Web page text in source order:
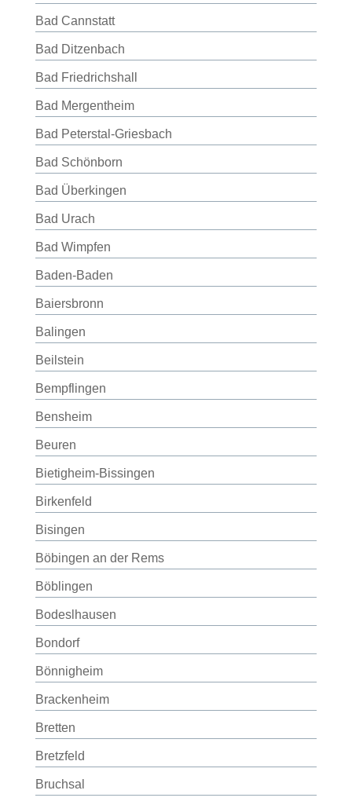
Bad Cannstatt
Bad Ditzenbach
Bad Friedrichshall
Bad Mergentheim
Bad Peterstal-Griesbach
Bad Schönborn
Bad Überkingen
Bad Urach
Bad Wimpfen
Baden-Baden
Baiersbronn
Balingen
Beilstein
Bempflingen
Bensheim
Beuren
Bietigheim-Bissingen
Birkenfeld
Bisingen
Böbingen an der Rems
Böblingen
Bodeslhausen
Bondorf
Bönnigheim
Brackenheim
Bretten
Bretzfeld
Bruchsal